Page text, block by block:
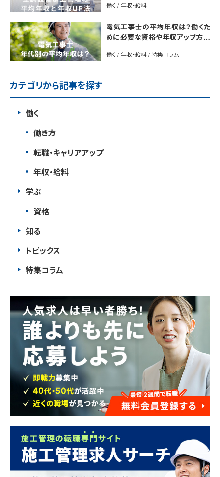
働く / 年収・給料
電気工事士の平均年収は？働くた
めに必要な資格や年収アップ方法
働く / 年収・給料 / 特集コラム
カテゴリから記事を探す
働く
働き方
転職・キャリアアップ
年収・給料
学ぶ
資格
知る
トピックス
特集コラム